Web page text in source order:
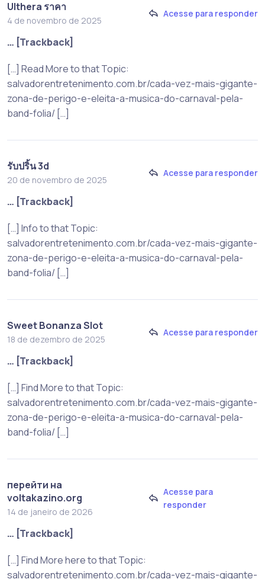
Ulthera ราคา
4 de novembro de 2025
Acesse para responder
… [Trackback]
[…] Read More to that Topic:
salvadorentretenimento.com.br/cada-vez-mais-gigante-
zona-de-perigo-e-eleita-a-musica-do-carnaval-pela-
band-folia/ […]
รับปริ้น 3d
20 de novembro de 2025
Acesse para responder
… [Trackback]
[…] Info to that Topic:
salvadorentretenimento.com.br/cada-vez-mais-gigante-
zona-de-perigo-e-eleita-a-musica-do-carnaval-pela-
band-folia/ […]
Sweet Bonanza Slot
18 de dezembro de 2025
Acesse para responder
… [Trackback]
[…] Find More to that Topic:
salvadorentretenimento.com.br/cada-vez-mais-gigante-
zona-de-perigo-e-eleita-a-musica-do-carnaval-pela-
band-folia/ […]
перейти на
voltakazino.org
14 de janeiro de 2026
Acesse para
responder
… [Trackback]
[…] Find More here to that Topic:
salvadorentretenimento.com.br/cada-vez-mais-gigante-